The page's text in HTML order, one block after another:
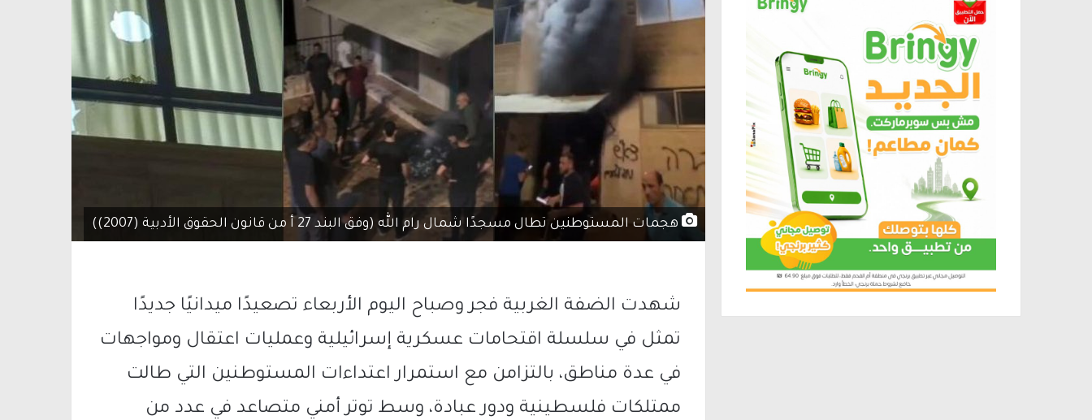
هجمات المستوطنين تطال مسجدًا شمال رام الله (وفق البند 27 أ من قانون الحقوق الأدبية (2007))
شهدت الضفة الغربية فجر وصباح اليوم الأربعاء تصعيدًا ميدانيًا جديدًا
تمثل في سلسلة اقتحامات عسكرية إسرائيلية وعمليات اعتقال ومواجهات
في عدة مناطق، بالتزامن مع استمرار اعتداءات المستوطنين التي طالت
ممتلكات فلسطينية ودور عبادة، وسط توتر أمني متصاعد في عدد من